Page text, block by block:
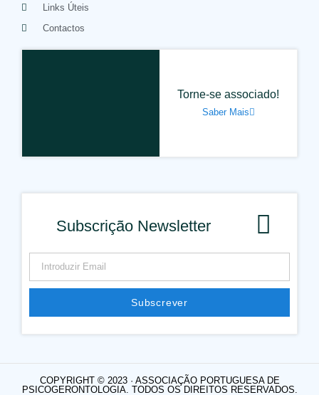
Links Úteis
Contactos
Torne-se associado!
Saber Mais
Subscrição Newsletter
Subscrever
COPYRIGHT © 2023 · ASSOCIAÇÃO PORTUGUESA DE
PSICOGERONTOLOGIA. TODOS OS DIREITOS RESERVADOS.